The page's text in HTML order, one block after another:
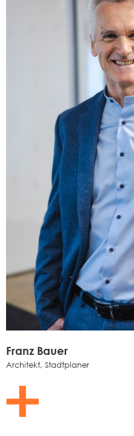
Franz Bauer
Architekt, Stadtplaner